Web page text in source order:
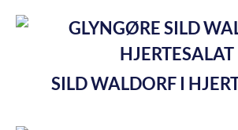
SILD WALDORF I